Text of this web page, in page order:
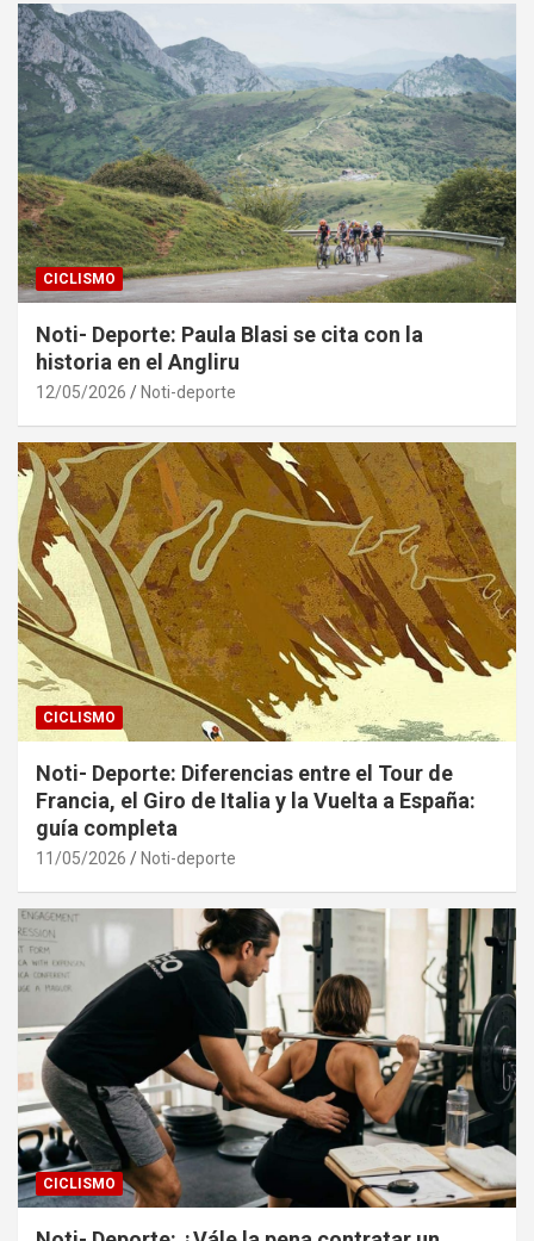
CICLISMO
Noti- Deporte: Paula Blasi se cita con la
historia en el Angliru
12/05/2026 Noti-deporte
CICLISMO
Noti- Deporte: Diferencias entre el Tour de
Francia, el Giro de Italia y la Vuelta a España:
guía completa
11/05/2026 Noti-deporte
CICLISMO